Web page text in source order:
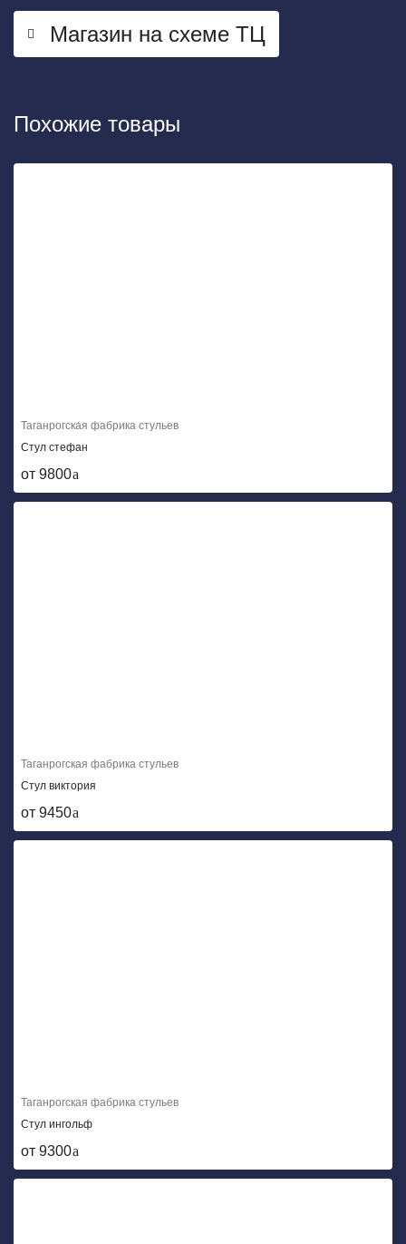
Магазин на схеме ТЦ
Похожие товары
Таганрогская фабрика стульев
Стул стефан
от 9800
Таганрогская фабрика стульев
Стул виктория
от 9450
Таганрогская фабрика стульев
Стул ингольф
от 9300